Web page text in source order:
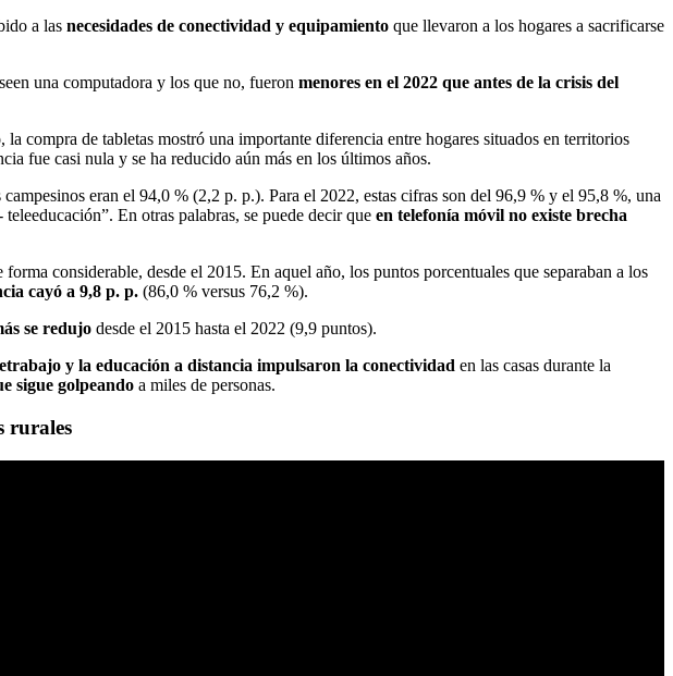
a las necesidades de conectividad y equipamiento que llevaron a los hogares a sacrificarse
una computadora y los que no, fueron menores en el 2022 que antes de la crisis del
la compra de tabletas mostró una importante diferencia entre hogares situados en territorios
fue casi nula y se ha reducido aún más en los últimos años.
eran el 94,0 % (2,2 p. p.). Para el 2022, estas cifras son del 96,9 % y el 95,8 %, una
En otras palabras, se puede decir que en telefonía móvil no existe brecha
forma considerable, desde el 2015. En aquel año, los puntos porcentuales que separaban a los
cayó a 9,8 p. p. (86,0 % versus 76,2 %).
se redujo desde el 2015 hasta el 2022 (9,9 puntos).
y la educación a distancia impulsaron la conectividad en las casas durante la
sigue golpeando a miles de personas.
rurales